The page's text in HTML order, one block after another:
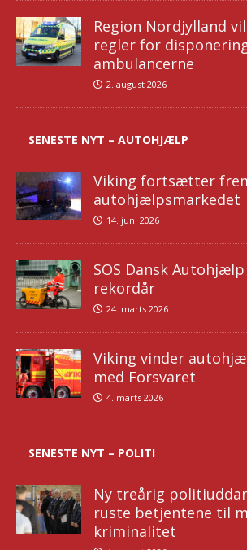
Region Nordjylland
regler for
ambulancerne
2. august 2026
SENESTE NYT – AUTOHJÆLP
Viking fortsætter
autohjælpsmarkedet
14. juni 2026
SOS Dansk
rekordår
24. marts 2026
Viking vinder
med Forsvaret
4. marts 2026
SENESTE NYT – POLITI
Ny treårig
ruste betjentene til
kriminalitet